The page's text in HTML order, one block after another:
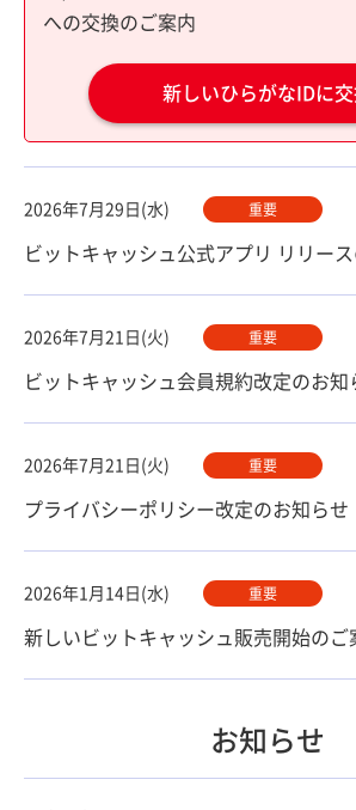
への交換のご案内
新しいひらがなIDに
2026年7月29日(水) 重要
ビットキャッシュ公式アプリ リリー
2026年7月21日(火) 重要
ビットキャッシュ会員規約改定のお知
2026年7月21日(火) 重要
プライバシーポリシー改定のお知らせ
2026年1月14日(水) 重要
新しいビットキャッシュ販売開始のご
お知らせ